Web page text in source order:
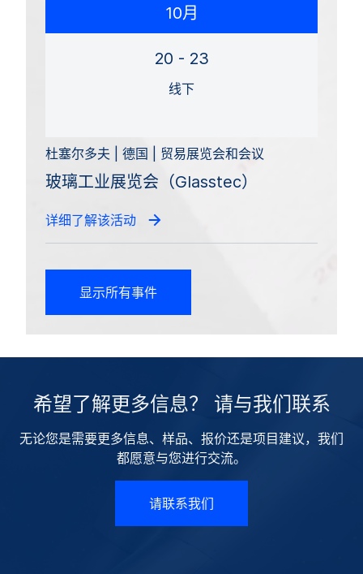
10月
20 - 23
线下
杜塞尔多夫 | 德国 | 贸易展览会和会议
玻璃工业展览会（Glasstec）
详细了解该活动
显示所有事件
希望了解更多信息？ 请与我们联系
无论您是需要更多信息、样品、报价还是项目建议，我们
都愿意与您进行交流。
请联系我们